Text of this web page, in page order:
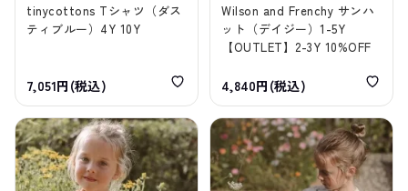
tinycottons Tシャツ（ダス
ティブルー）4Y 10Y
7,051円(税込)
Wilson and Frenchy サンハ
ット（デイジー）1-5Y
【OUTLET】2-3Y 10%OFF
4,840円(税込)